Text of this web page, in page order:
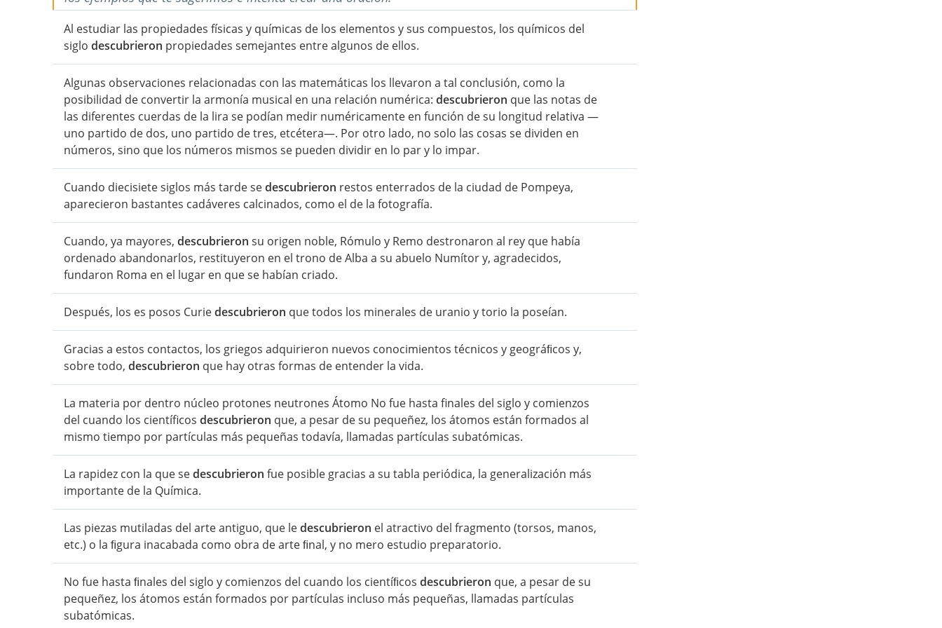
Al estudiar las propiedades físicas y químicas de los elementos y sus compuestos, los químicos del
siglo descubrieron propiedades semejantes entre algunos de ellos.
Algunas observaciones relacionadas con las matemáticas los llevaron a tal conclusión, como la
posibilidad de convertir la armonía musical en una relación numérica: descubrieron que las notas de
las diferentes cuerdas de la lira se podían medir numéricamente en función de su longitud relativa —
uno partido de dos, uno partido de tres, etcétera—. Por otro lado, no solo las cosas se dividen en
números, sino que los números mismos se pueden dividir en lo par y lo impar.
Cuando diecisiete siglos más tarde sedescubrieron restos enterrados de la ciudad de Pompeya,
aparecieron bastantes cadáveres calcinados, como el de la fotografía.
Cuando, ya mayores, descubrieron su origen noble, Rómulo y Remo destronaron al rey que había
ordenado abandonarlos, restituyeron en el trono de Alba a su abuelo Numítor y, agradecidos,
fundaron Roma en el lugar en que se habían criado.
Después, los es posos Curiedescubrieron que todos los minerales de uranio y torio la poseían.
Gracias a estos contactos, los griegos adquirieron nuevos conocimientos técnicos y geográﬁcos y,
sobre todo, descubrieron que hay otras formas de entender la vida.
La materia por dentro núcleo protones neutrones Átomo No fue hasta finales del siglo y comienzos
del cuando los científicos descubrieron que, a pesar de su pequeñez, los átomos están formados al
mismo tiempo por partículas más pequeñas todavía, llamadas partículas subatómicas.
La rapidez con la que sedescubrieron fue posible gracias a su tabla periódica, la generalización más
importante de la Química.
Las piezas mutiladas del arte antiguo, que ledescubrieron el atractivo del fragmento (torsos, manos,
etc.) o la ﬁgura inacabada como obra de arte ﬁnal, y no mero estudio preparatorio.
No fue hasta ﬁnales del siglo y comienzos del cuando los cientíﬁcos descubrieron que, a pesar de su
pequeñez, los átomos están formados por partículas incluso más pequeñas, llamadas partículas
subatómicas.